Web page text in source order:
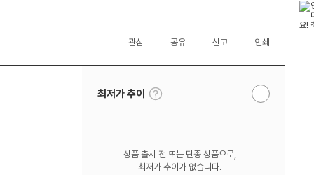
관심 공유 신고 인쇄
최저가 추이
툴
팁
알
상품 출시 전 또는 단종 상품으로,
최저가 추이가 없습니다.